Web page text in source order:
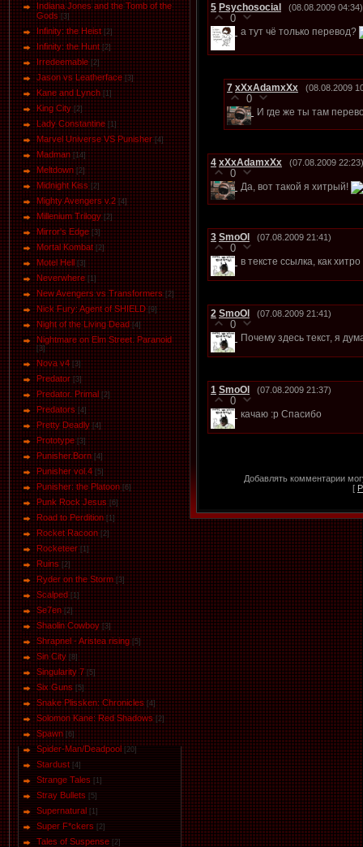
Indiana Jones and the Tomb of the
Gods [3]
Infinity: the Heist [2]
Infinity: the Hunt [2]
Irredeemable [2]
Jason vs Leatherface [3]
Kane and Lynch [1]
King City [2]
Lady Constantine [1]
Marvel Universe VS Punisher [4]
Маdman [14]
Meltdown [2]
Midnight Kiss [2]
Mighty Avengers v.2 [4]
Millenium Trilogy [2]
Mirror's Edge [3]
Mortal Kombat [2]
Motel Hell [3]
Neverwhere [1]
New Avengers vs Transformers [2]
Nick Fury: Agent of SHIELD [9]
Night of the Living Dead [4]
Nightmare on Elm Street. Paranoid
[3]
Nova v4 [3]
Predator [3]
Predator. Primal [2]
Predators [4]
Pretty Deadly [4]
Prototype [3]
Punisher.Born [4]
Punisher vol.4 [5]
Punisher: the Platoon [6]
Punk Rock Jesus [6]
Road to Perdition [1]
Rocket Racoon [2]
Rocketeer [1]
Ruins [2]
Ryder on the Storm [3]
Scalped [1]
Se7en [2]
Shaolin Cowboy [3]
Shrapnel - Aristea rising [5]
Sin City [8]
Singularity 7 [5]
Six Guns [5]
Snake Plissken: Chronicles [4]
Solomon Kane: Red Shadows [2]
Spawn [6]
Spider-Man/Deadpool [20]
Stardust [4]
Strange Tales [1]
Stray Bullets [5]
Supernatural [1]
Super F*ckers [2]
Tales of Suspense [2]
5 Psychosocial (08.08.2009 04:34)
0
а тут чё только перевод?
7 xXxAdamxXx (08.08.2009
0
И где же ты там
4 xXxAdamxXx (07.08.2009 22:23)
0
Да, вот такой я хитрый!
3 SmoOl (07.08.2009 21:41)
0
в тексте ссылка, как хитро
2 SmoOl (07.08.2009 21:41)
0
Почему здесь текст, я
1 SmoOl (07.08.2009 21:37)
0
качаю :р Спасибо
Добавлять комментарии
[